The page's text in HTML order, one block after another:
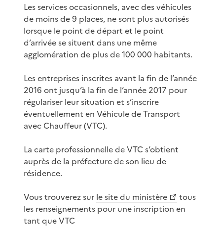
Les services occasionnels, avec des véhicules
de moins de 9 places, ne sont plus autorisés
lorsque le point de départ et le point
d’arrivée se situent dans une même
agglomération de plus de 100 000 habitants.
Les entreprises inscrites avant la fin de l’année
2016 ont jusqu’à la fin de l’année 2017 pour
régulariser leur situation et s’inscrire
éventuellement en Véhicule de Transport
avec Chauffeur (VTC).
La carte professionnelle de VTC s’obtient
auprès de la préfecture de son lieu de
résidence.
Vous trouverez sur le site du ministère
tous
les renseignements pour une inscription en
tant que VTC